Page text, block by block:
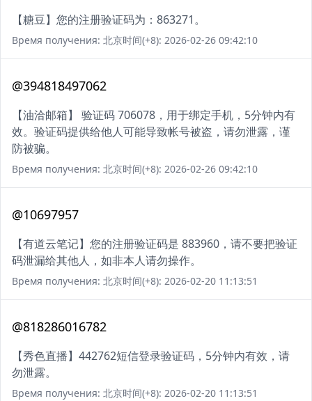
【糖豆】您的注册验证码为：863271。
Время получения: 北京时间(+8): 2026-02-26 09:42:10
@394818497062
【油洽邮箱】 验证码 706078，用于绑定手机，5分钟内有
效。验证码提供给他人可能导致帐号被盗，请勿泄露，谨
防被骗。
Время получения: 北京时间(+8): 2026-02-26 09:42:10
@10697957
【有道云笔记】您的注册验证码是 883960，请不要把验证
码泄漏给其他人，如非本人请勿操作。
Время получения: 北京时间(+8): 2026-02-20 11:13:51
@818286016782
【秀色直播】442762短信登录验证码，5分钟内有效，请
勿泄露。
Время получения: 北京时间(+8): 2026-02-20 11:13:51